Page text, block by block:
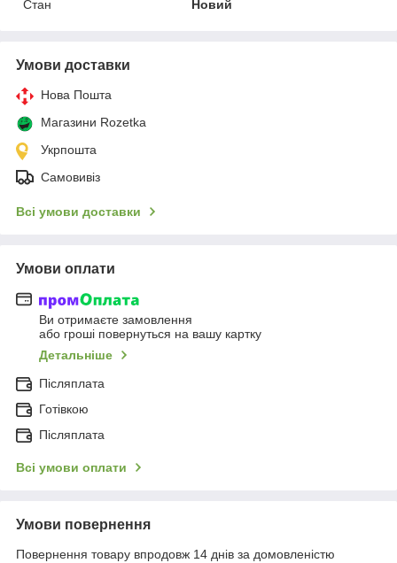
Стан
Новий
Умови доставки
Нова Пошта
Магазини Rozetka
Укрпошта
Самовивіз
Всі умови доставки
Умови оплати
Ви отримаєте замовлення
або гроші повернуться на вашу картку
Детальніше
Післяплата
Готівкою
Післяплата
Всі умови оплати
Умови повернення
Повернення товару впродовж 14 днів за домовленістю